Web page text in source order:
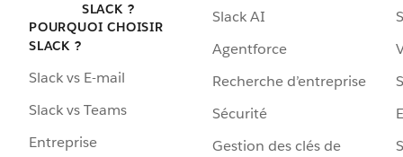
SLACK ?
POURQUOI CHOISIR
SLACK ?
Slack vs E-mail
Slack vs Teams
Entreprise
Slack AI
Agentforce
Recherche d’entreprise
Sécurité
Gestion des clés de